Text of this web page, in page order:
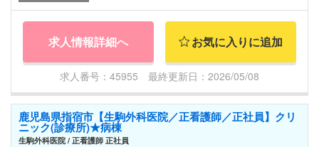
求人情報詳細へ お気に入りに追加
求人番号：45955 最終更新日：2026/05/08
鹿児島県指宿市【生駒外科医院／正看護師／正社員】クリ
ニック(診療所)★病棟
生駒外科医院 / 正看護師 正社員